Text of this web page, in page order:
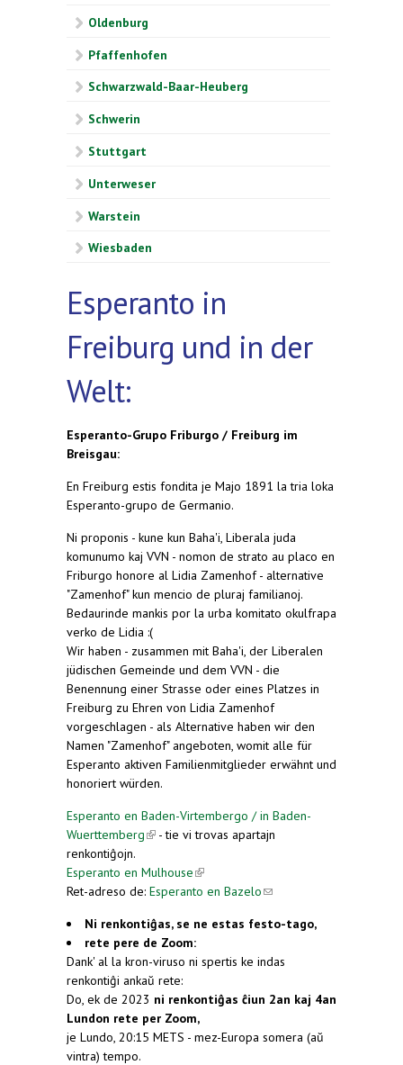
Oldenburg
Pfaffenhofen
Schwarzwald-Baar-Heuberg
Schwerin
Stuttgart
Unterweser
Warstein
Wiesbaden
Esperanto in
Freiburg und in der
Welt:
Esperanto-Grupo Friburgo / Freiburg im
Breisgau:
En Freiburg estis fondita je Majo 1891 la tria loka
Esperanto-grupo de Germanio.
Ni proponis - kune kun Baha'i, Liberala juda
komunumo kaj VVN - nomon de strato au placo en
Friburgo honore al Lidia Zamenhof - alternative
"Zamenhof" kun mencio de pluraj familianoj.
Bedaurinde mankis por la urba komitato okulfrapa
verko de Lidia :(
Wir haben - zusammen mit Baha'i, der Liberalen
jüdischen Gemeinde und dem VVN - die
Benennung einer Strasse oder eines Platzes in
Freiburg zu Ehren von Lidia Zamenhof
vorgeschlagen - als Alternative haben wir den
Namen "Zamenhof" angeboten, womit alle für
Esperanto aktiven Familienmitglieder erwähnt und
honoriert würden.
Esperanto en Baden-Virtembergo / in Baden-
Wuerttemberg(link is external)
- tie vi trovas apartajn
renkontiĝojn.
Esperanto en Mulhouse(link is external)
Ret-adreso de: Esperanto en Bazelo(link sends e-
Ni renkontiĝas, se ne estas festo-tago,
rete pere de Zoom:
Dank' al la kron-viruso ni spertis ke indas
renkontiĝi ankaŭ rete:
Do, ek de 2023 ni renkontiĝas ĉiun 2an kaj 4an
Lundon rete per Zoom,
je Lundo, 20:15 METS - mez-Europa somera (aŭ
vintra) tempo.